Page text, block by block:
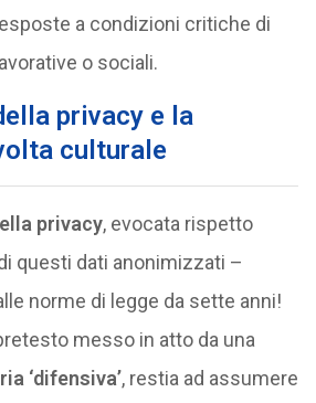
a condizioni critiche di
o sociali.
privacy e la
culturale
privacy, evocata rispetto
questi dati anonimizzati –
norme di legge da sette anni!
messo in atto da una
‘difensiva’, restia ad assumere